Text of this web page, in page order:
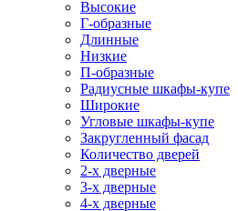
Высокие
Г-образные
Длинные
Низкие
П-образные
Радиусные шкафы-купе
Широкие
Угловые шкафы-купе
Закругленный фасад
Количество дверей
2-х дверные
3-х дверные
4-х дверные